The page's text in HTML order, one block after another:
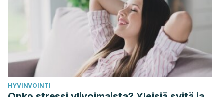
communicable disease report
, 46(1112), 403-408.
https://www.ncbi.nlm.nih.gov/pmc/articles/PMC7799881/
Djoussé, L., Petrone, A. B., & Gaziano, J. M. (2015).
Consumption of Fried Foods and Risk of Heart Failure in
the Physicians’ Health Study.Journal of the American Heart
Association, 4(4).
https://www.ncbi.nlm.nih.gov/pmc/articles/PMC4579942/
HYVINVOINTI